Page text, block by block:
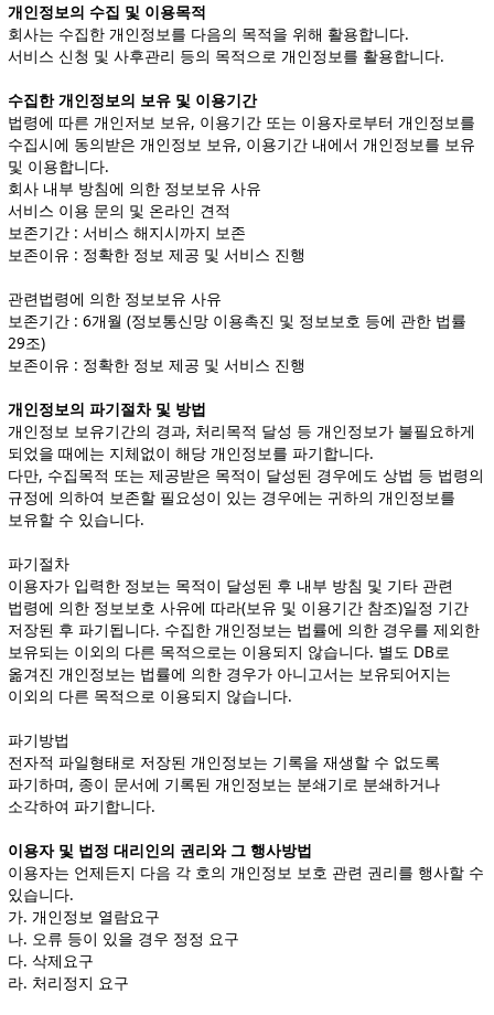
개인정보의 수집 및 이용목적
회사는 수집한 개인정보를 다음의 목적을 위해 활용합니다.
서비스 신청 및 사후관리 등의 목적으로 개인정보를 활용합니다.
수집한 개인정보의 보유 및 이용기간
법령에 따른 개인저보 보유, 이용기간 또는 이용자로부터 개인정보를
수집시에 동의받은 개인정보 보유, 이용기간 내에서 개인정보를 보유
및 이용합니다.
회사 내부 방침에 의한 정보보유 사유
서비스 이용 문의 및 온라인 견적
보존기간 : 서비스 해지시까지 보존
보존이유 : 정확한 정보 제공 및 서비스 진행
관련법령에 의한 정보보유 사유
보존기간 : 6개월 (정보통신망 이용촉진 및 정보보호 등에 관한 법률
29조)
보존이유 : 정확한 정보 제공 및 서비스 진행
개인정보의 파기절차 및 방법
개인정보 보유기간의 경과, 처리목적 달성 등 개인정보가 불필요하게
되었을 때에는 지체없이 해당 개인정보를 파기합니다.
다만, 수집목적 또는 제공받은 목적이 달성된 경우에도 상법 등 법령의
규정에 의하여 보존할 필요성이 있는 경우에는 귀하의 개인정보를
보유할 수 있습니다.
파기절차
이용자가 입력한 정보는 목적이 달성된 후 내부 방침 및 기타 관련
법령에 의한 정보보호 사유에 따라(보유 및 이용기간 참조)일정 기간
저장된 후 파기됩니다. 수집한 개인정보는 법률에 의한 경우를 제외한
보유되는 이외의 다른 목적으로는 이용되지 않습니다. 별도 DB로
옮겨진 개인정보는 법률에 의한 경우가 아니고서는 보유되어지는
이외의 다른 목적으로 이용되지 않습니다.
파기방법
전자적 파일형태로 저장된 개인정보는 기록을 재생할 수 없도록
파기하며, 종이 문서에 기록된 개인정보는 분쇄기로 분쇄하거나
소각하여 파기합니다.
이용자 및 법정 대리인의 권리와 그 행사방법
이용자는 언제든지 다음 각 호의 개인정보 보호 관련 권리를 행사할 수
있습니다.
가. 개인정보 열람요구
나. 오류 등이 있을 경우 정정 요구
다. 삭제요구
라. 처리정지 요구